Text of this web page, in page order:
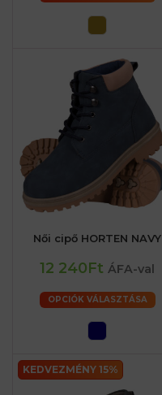
Női cipő HORTEN NAVY
12 240Ft ÁFA-val
OPCIÓK VÁLASZTÁSA
KEDVEZMÉNY 15%